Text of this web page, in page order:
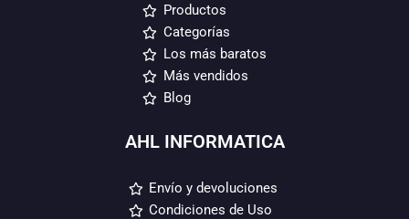
Productos
Categorías
Los más baratos
Más vendidos
Blog
AHL INFORMATICA
Envío y devoluciones
Condiciones de Uso